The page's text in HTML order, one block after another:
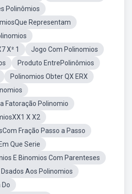
Polinômios
Representam
X² 1
Jogo Com Polinomios
Produto EntrePolinômios
Polinomios Obter QX ERX
Fatoração Polinomio
X X2
Fração Passo a Passo
Que Serie
E Binomios Com Parenteses
Aos Polinomios
Do